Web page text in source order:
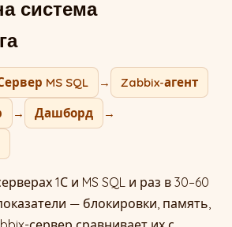
система
MS SQL → Zabbix-агент
→ Дашборд →
1С и MS SQL и раз в 30–60
— блокировки, память,